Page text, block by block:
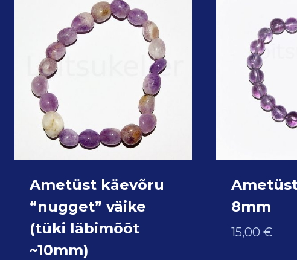
Ametüst käevõru
“nugget” väike
(tüki läbimõõt
~10mm)
8mm
15,00 €